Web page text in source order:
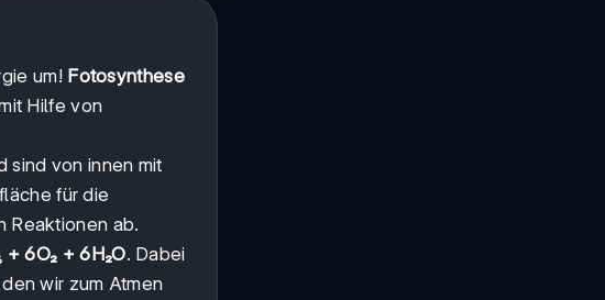
um! Fotosynthese
Hilfe von
sind von innen mit
für die
Reaktionen ab.
+ 6O₂ + 6H₂O. Dabei
wir zum Atmen